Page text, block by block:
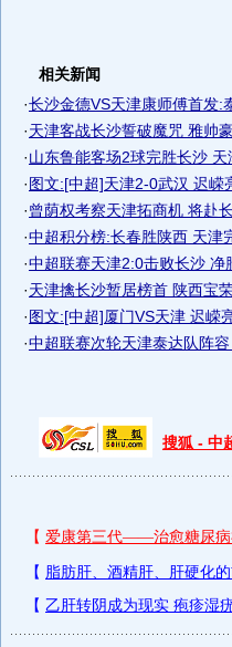
相关新闻
·长沙金德VS天津康师傅首发:
·天津客战长沙誓破魔咒 雅帅
·山东鲁能客场2球完胜长沙
·图文:[中超]天津2-0武汉 迟嵘
·曾荫权考察天津拓商机 将赴
·中超积分榜:长春胜陕西 天津
·中超联赛天津2:0击败长沙 净
·天津擒长沙暂居榜首 陕西宝
·图文:[中超]厦门VS天津 迟嵘
·中超联赛次轮天津泰达队阵容
搜狐 - 中